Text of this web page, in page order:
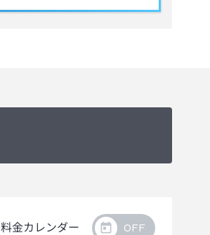
料金カレンダー